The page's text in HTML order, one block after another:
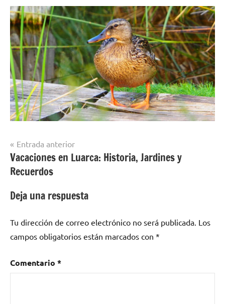
Navegación
de
entradas
Entrada anterior
Vacaciones en Luarca: Historia, Jardines y
Recuerdos
Deja una respuesta
Tu dirección de correo electrónico no será publicada. Los
campos obligatorios están marcados con *
Comentario *